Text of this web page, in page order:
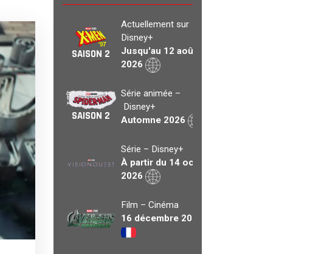
SAISON 2
Actuellement sur
Disney+
Jusqu'au 12 août
2026
SAISON 2
Série animée –
Disney+
Automne 2026
Série – Disney+
À partir du 14 oct.
2026
Film – Cinéma
16 décembre 2026